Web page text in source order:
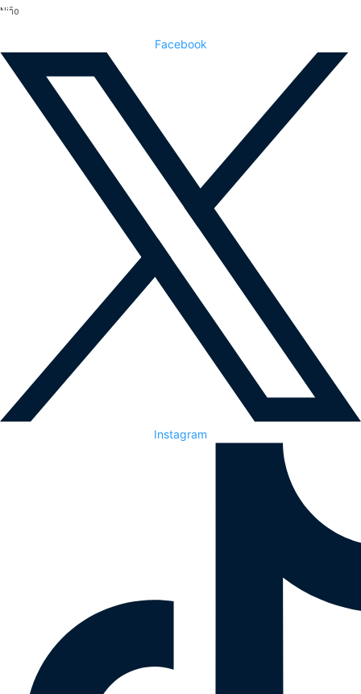
Niño
Facebook
Instagram